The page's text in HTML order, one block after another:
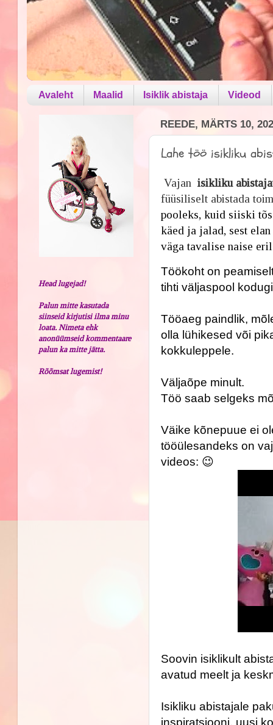
Avaleht Maalid Isiklik abistaja Videod
REEDE, MÄRTS 10,
Lahe töö isikliku
Vajan isikliku
füüsiliselt abistada
pooleks, kuid siiski
käed ja jalad, sest
väga tavalise naise
Töökoht on
tihti väljaspool
Tööaeg paindlik,
olla lühikesed või
kokkuleppele.
Väljaõpe minult.
Töö saab selgeks
Väike kõnepuue ei
tööülesandeks on
videos: 😉
Soovin isiklikult
avatud meelt ja
Isikliku abistajale
Head lugejad!
Palun mitte kasutada
siinseid kirjutisi ilma minu
loata. Nimeta ehk
anonüümseid kommentaare
palun ka mitte jätta.
Rõõmsat lugemist!